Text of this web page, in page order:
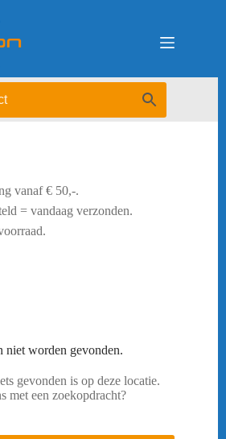
vanaf € 50,-.
= vandaag verzonden.
niet worden gevonden.
gevonden is op deze locatie.
met een zoekopdracht?